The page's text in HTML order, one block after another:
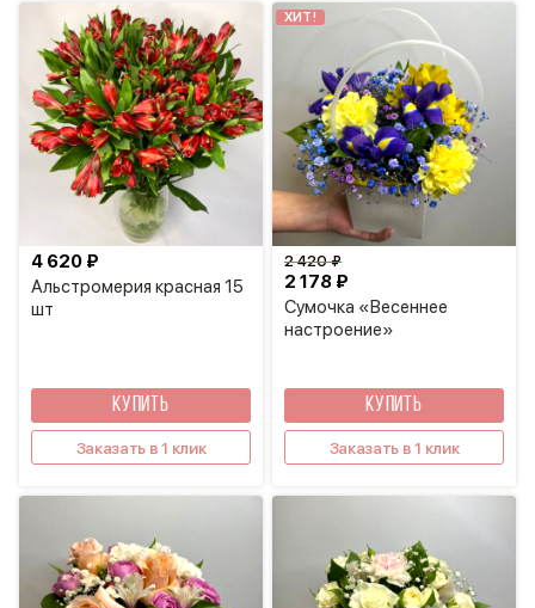
Альстромерия красная 15
шт
4 620 ₽
КУПИТЬ
Заказать в 1 клик
ХИТ!
Сумочка «Весеннее
настроение»
2 178 ₽
2 420 ₽
КУПИТЬ
Заказать в 1 клик